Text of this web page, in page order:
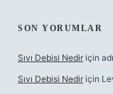
SON YORUMLAR
Sıvı Debisi Nedir için
Sıvı Debisi Nedir için